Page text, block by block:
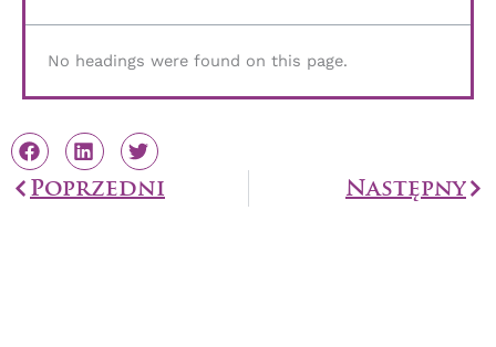
No headings were found on this page.
PrevPoprzedni Następny